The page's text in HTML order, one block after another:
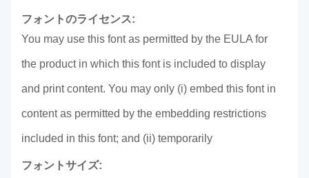
フォントのライセンス:
You may use this font as permitted by the EULA for
the product in which this font is included to display
and print content. You may only (i) embed this font in
content as permitted by the embedding restrictions
included in this font; and (ii) temporarily
フォントサイズ: